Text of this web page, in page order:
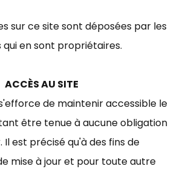
sur ce site sont déposées par les
qui en sont propriétaires.
ACCÈS AU SITE
de maintenir accessible le
être tenue à aucune obligation
Il est précisé qu'à des fins de
mise à jour et pour toute autre